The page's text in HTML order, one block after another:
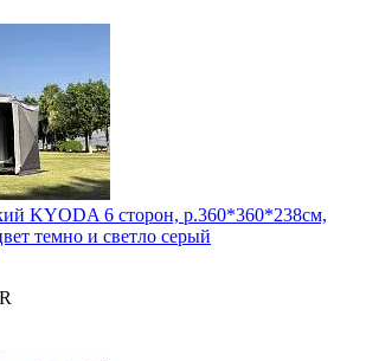
KYODA 6 сторон, р.360*360*238см,
темно и светло серый